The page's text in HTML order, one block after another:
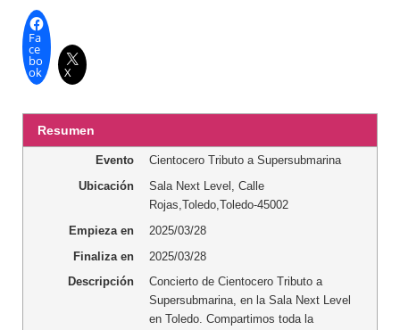
Fa
ce
bo
ok X
Resumen
Evento
Cientocero Tributo a Supersubmarina
Ubicación
Sala Next Level , Calle
Rojas,Toledo,Toledo-45002
Empieza en
2025/03/28
Finaliza en
2025/03/28
Descripción
Concierto de Cientocero Tributo a
Supersubmarina, en la Sala Next Level
en Toledo. Compartimos toda la